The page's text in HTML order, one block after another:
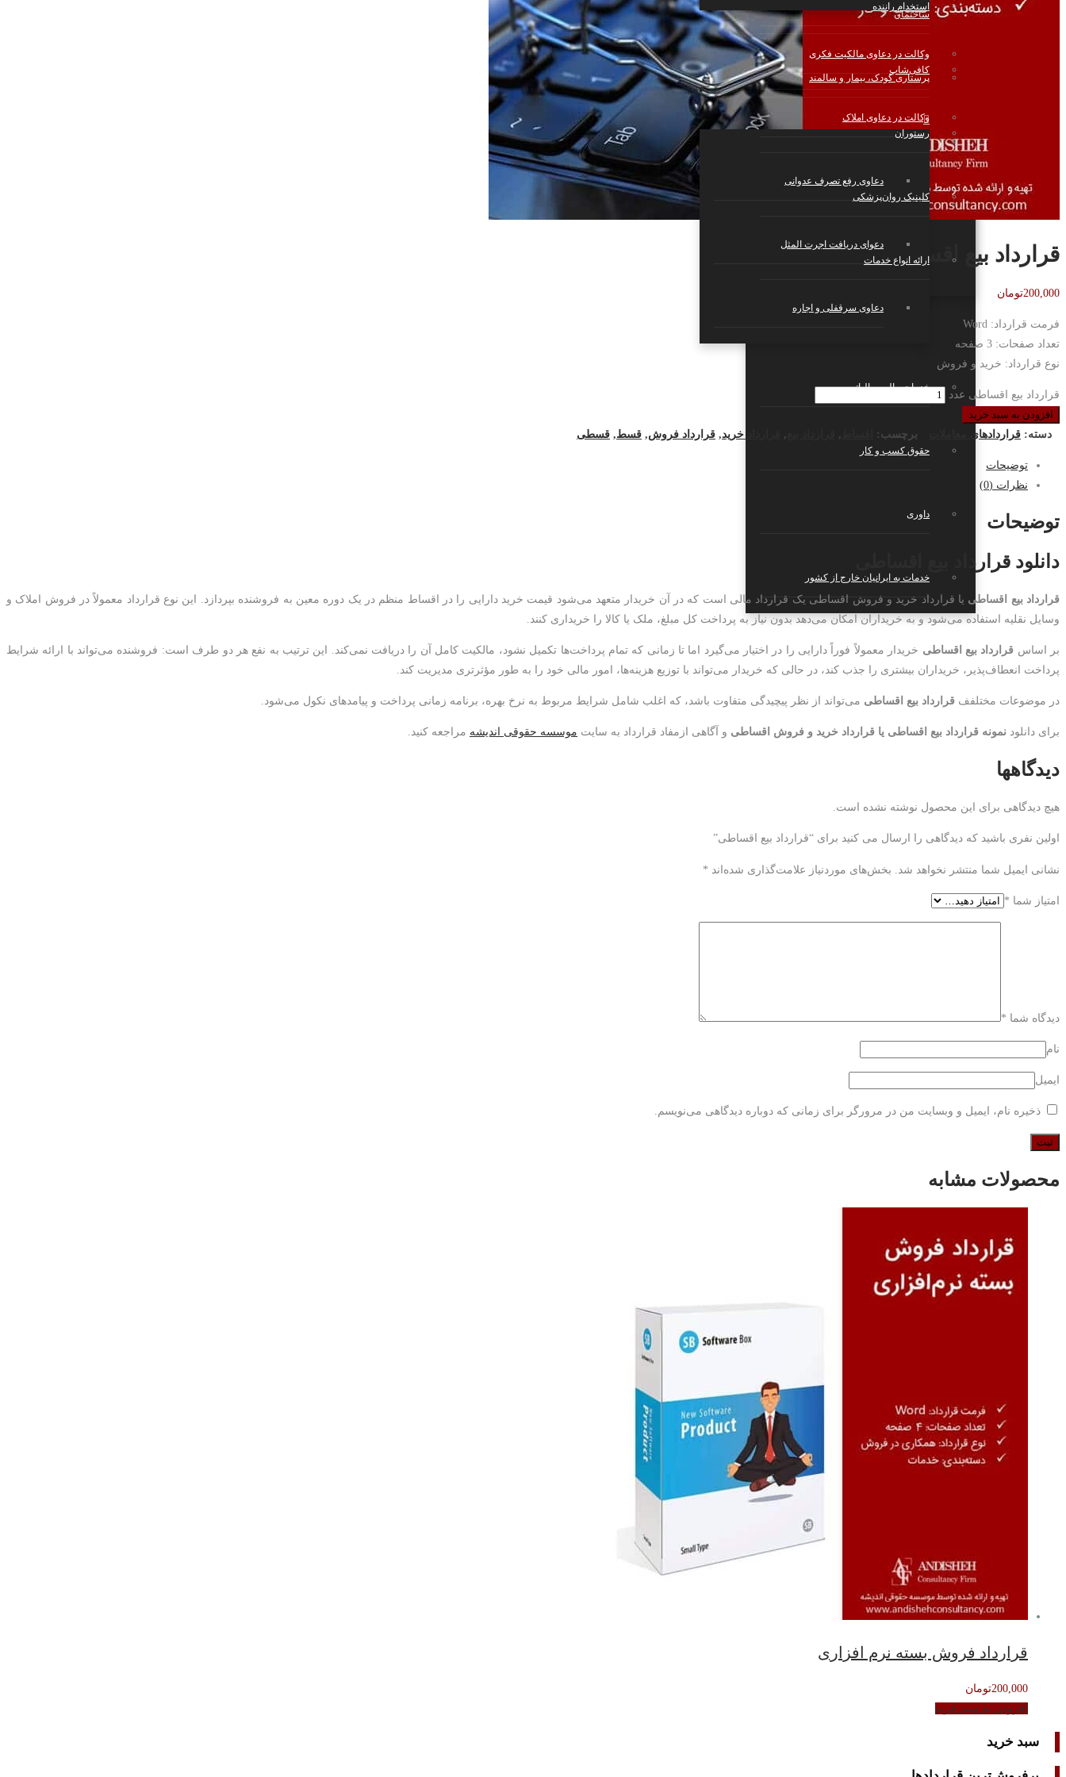
ساختمان
پرستاری کودک، بیمار و سالمند
بازی و سرگرمی
استارتاپ‌ها، شرکت‌های تکنولوژی و دانش
وکالت در دعاوی مالکیت فکری
وکالت در دعاوی املاک
دعاوی رفع تصرف عدوانی
دعوای دریافت اجرت المثل
دعاوی سرقفلی و اجاره
خدمات مالی، مالیاتی
حقوق کسب و کار
داوری
خدمات به ایرانیان خارج از کشور
استخدام راننده
کافی‌شاپ
رستوران
کلینیک روان‌پزشکی
ارائه انواع خدمات
قرارداد بیع اقساطی
200,000تومان
فرمت قرارداد: Word
تعداد صفحات: 3 صفحه
نوع قرارداد: خرید و فروش
قرارداد بیع اقساطی عدد
افزودن به سبد خرید
دسته: قراردادهای معاملات برچسب: ,
, قرارداد خرید, قرارداد فروش, قسط, قسطی
توضیحات
نظرات (0)
توضیحات
دانلود قرارداد بیع اقساطی
قرارداد بیع اقساطی یا قرارداد خرید و فروش اقساطی یک قرارداد مالی است که در آن خریدار متعهد می‌شود قیمت خرید دارایی را در اقساط منظم در یک دوره معین به فروشنده بپردازد. این نوع قرارداد معمولاً در فروش املاک و
وسایل نقلیه استفاده می‌شود و به خریداران امکان می‌دهد بدون نیاز به پرداخت کل مبلغ، ملک یا کالا را خریداری کنند.
بر اساس قرارداد بیع اقساطی خریدار معمولاً فوراً دارایی را در اختیار می‌گیرد اما تا زمانی که تمام پرداخت‌ها تکمیل نشود، مالکیت کامل آن را دریافت نمی‌کند. این ترتیب به نفع هر دو طرف است: فروشنده می‌تواند با ارائه شرایط
پرداخت انعطاف‌پذیر، خریداران بیشتری را جذب کند، در حالی که خریدار می‌تواند با توزیع هزینه‌ها، امور مالی خود را به طور مؤثرتری مدیریت کند.
در موضوعات مختلفف قرارداد بیع اقساطی می‌تواند از نظر پیچیدگی متفاوت باشد، که اغلب شامل شرایط مربوط به نرخ بهره، برنامه زمانی پرداخت و پیامدهای نکول می‌شود.
برای دانلود نمونه قرارداد بیع اقساطی یا قرارداد خرید و فروش اقساطی و آگاهی ازمفاد قرارداد به سایت موسسه حقوقی اندیشه مراجعه کنید.
دیدگاهها
هیچ دیدگاهی برای این محصول نوشته نشده است.
اولین نفری باشید که دیدگاهی را ارسال می کنید برای “قرارداد بیع اقساطی”
نشانی ایمیل شما منتشر نخواهد شد. بخش‌های موردنیاز علامت‌گذاری شده‌اند *
امتیاز شما *
دیدگاه شما *
نام
ایمیل
ذخیره نام، ایمیل و وبسایت من در مرورگر برای زمانی که دوباره دیدگاهی می‌نویسم.
محصولات مشابه
قرارداد فروش بسته نرم افزاری
200,000تومان
افزودن به سبد خرید
سبد خرید